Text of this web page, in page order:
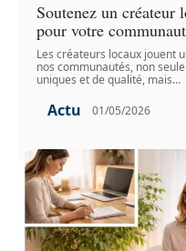
Soutenez un créateur
pour votre
Les créateurs locaux jouent
nos communautés, non
uniques et de qualité, mais…
Actu 01/05/2026